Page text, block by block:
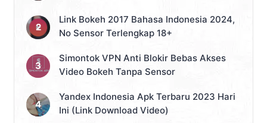
Link Bokeh 2017 Bahasa Indonesia 2024,
No Sensor Terlengkap 18+
Simontok VPN Anti Blokir Bebas Akses
Video Bokeh Tanpa Sensor
Yandex Indonesia Apk Terbaru 2023 Hari
Ini (Link Download Video)